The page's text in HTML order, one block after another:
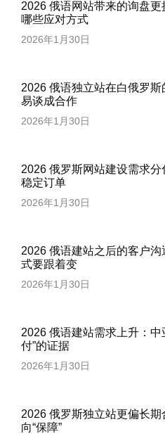
2026 俄语网站带来的询盘
哪些应对方式
2026年1月30日
2026 俄语独立站在白俄罗
易谈成合作
2026年1月30日
2026 俄罗斯网站建设需求
稳定订单
2026年1月30日
2026 俄语建站之后的客户
式要跟着变
2026年1月30日
2026 俄语建站需求上升：中
付”的证据
2026年1月30日
2026 俄罗斯独立站更偏长期
向“保障”